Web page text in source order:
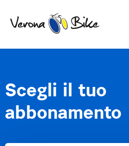
Scegli il tuo
abbonamento